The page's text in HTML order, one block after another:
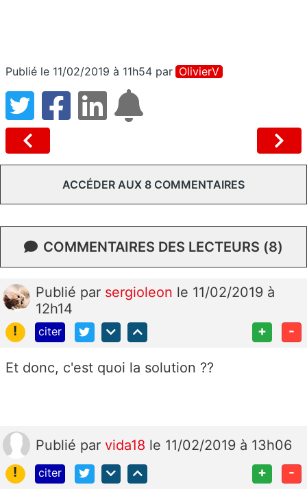
Publié le 11/02/2019 à 11h54 par OlivierV
ACCÉDER AUX 8 COMMENTAIRES
COMMENTAIRES DES LECTEURS (8)
Publié par sergioleon le 11/02/2019 à
12h14
!
citer + -
Et donc, c'est quoi la solution ??
Publié par vida18 le 11/02/2019 à 13h06
!
citer + -